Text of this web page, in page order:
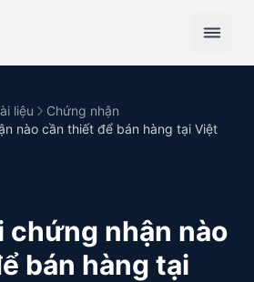
liệu
Chứng nhận
nào cần thiết để bán hàng tại Việt
chứng nhận nào
bán hàng tại